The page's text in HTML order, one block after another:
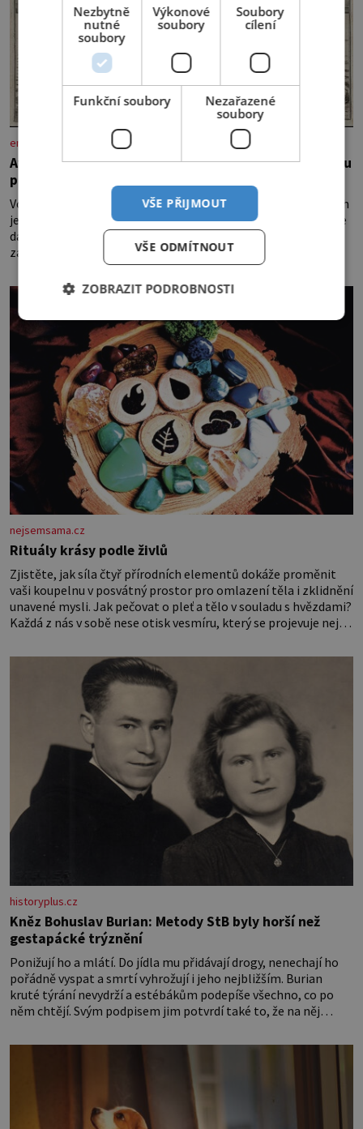
enigmaplus.cz
Ayia Napa: Kyperské vodní monstrum s mírumilovnou
povahou
Vodní monstra jsou poměrně častým koloritem nejrůznějších
jezer, řek či ostrovů. Mnozí skeptici to přikládají hlavně snaze
dané místo zviditelnit a přitáhnout k němu pozornost
záhadám nakloněných turi
nejsemsama.cz
Rituály krásy podle živlů
Zjistěte, jak síla čtyř přírodních elementů dokáže proměnit
vaši koupelnu v posvátný prostor pro omlazení těla i zklidnění
unavené mysli. Jak pečovat o pleť a tělo v souladu s hvězdami?
Každá z nás v sobě nese otisk vesmíru, který se projevuje nejen
Ženy narozené ve znamení Berana, Lva a Střelce v sobě nesou
žár, odvahu a neutuchající elán. Vaše
historyplus.cz
Kněz Bohuslav Burian: Metody StB byly horší než
gestapácké trýznění
Ponižují ho a mlátí. Do jídla mu přidávají drogy, nenechají ho
pořádně vyspat a smrtí vyhrožují i jeho nejbližším. Burian
kruté týrání nevydrží a estébákům podepíše všechno, co po
něm chtějí. Svým podpisem jim potvrdí také to, že na něj
Syn brněnského řezníka chce být knězem a
Nezbytně
nutné
soubory
Výkonové
soubory
Soubory
cílení
Funkční soubory
Nezařazené
soubory
VŠE PŘIJMOUT
VŠE ODMÍTNOUT
ZOBRAZIT PODROBNOSTI